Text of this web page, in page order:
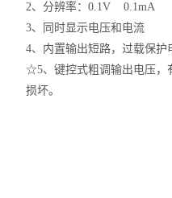
2、分辨率：0.1V 0.1mA
3、同时显示电压和电流
4、内置输出短路，过载保护
☆5、键控式粗调输出电压，
损坏。